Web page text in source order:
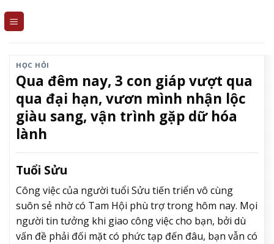
HỌC HỎI
Qua đêm nay, 3 con giáp vượt qua
qua đại hạn, vươn mình nhận lộc
giàu sang, vận trình gặp dữ hóa
lành
Tuổi Sửu
Công việc của người tuổi Sửu tiến triển vô cùng
suôn sẻ nhờ có Tam Hội phù trợ trong hôm nay. Mọi
người tin tưởng khi giao công việc cho bạn, bởi dù
vấn đề phải đối mặt có phức tạp đến đâu, bạn vẫn có